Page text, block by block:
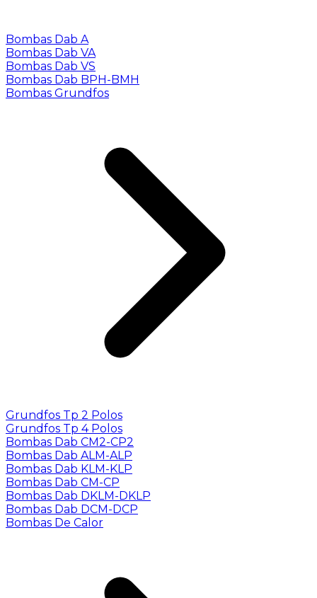
Bombas Dab A
Bombas Dab VA
Bombas Dab VS
Bombas Dab BPH-BMH
Bombas Grundfos
Grundfos Tp 2 Polos
Grundfos Tp 4 Polos
Bombas Dab CM2-CP2
Bombas Dab ALM-ALP
Bombas Dab KLM-KLP
Bombas Dab CM-CP
Bombas Dab DKLM-DKLP
Bombas Dab DCM-DCP
Bombas De Calor